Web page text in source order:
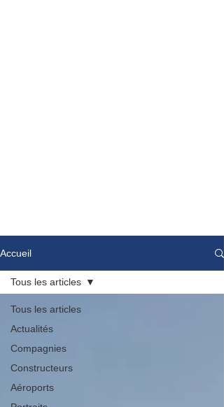
Accueil
Tous les articles
Actualités
Compagnies
Constructeurs
Aéroports
Tous les articles